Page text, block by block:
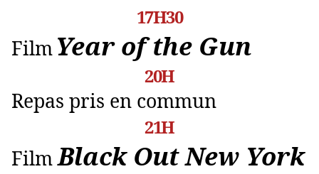
17H30
FilmYear of the Gun
20H
Repas pris en commun
21H
FilmBlack Out New York